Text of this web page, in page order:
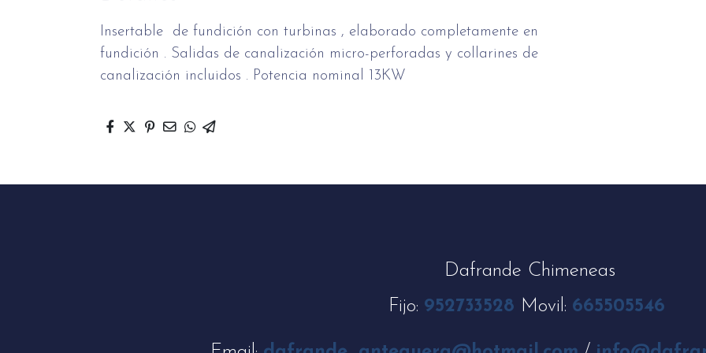
Insertable de fundición con turbinas , elaborado completamente en
fundición . Salidas de canalización micro-perforadas y collarines de
canalización incluidos . Potencia nominal 13KW
Dafrande Chimeneas
Fijo: 952733528 Movil: 665505546